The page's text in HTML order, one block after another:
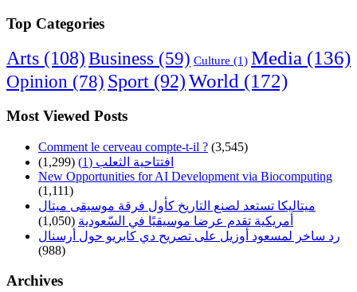
Top Categories
Arts (108) Business (59) Culture (1) Media (136)
Opinion (78) Sport (92)World (172)
Most Viewed Posts
Comment le cerveau compte-t-il ? (3,545)
افتتاحية الثعلب (1)
(1,299)
New Opportunities for AI Development via Biocomputing
(1,111)
ميتاليكا تستعد لصنع التاريخ كأول فرقة موسيقى ميتال
أمريكية تقدم عرضا موسيقيًا في السّعودية (1,050)
رد ساخر لمسعود أوزيل على تصريح دي كابريو حول أرسنال
(988)
Archives